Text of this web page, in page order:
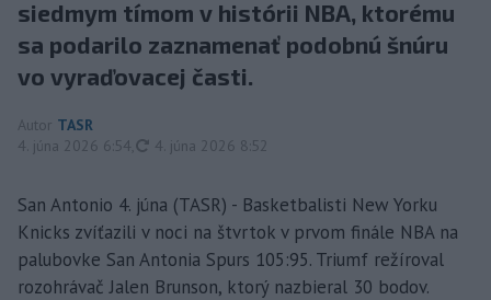
siedmym tímom v histórii NBA, ktorému
sa podarilo zaznamenať podobnú šnúru
vo vyraďovacej časti.
Autor TASR
4. júna 2026 6:54
aktualizované
4. júna 2026 8:52
San Antonio 4. júna (TASR) - Basketbalisti New Yorku
Knicks zvíťazili v noci na štvrtok v prvom finále NBA na
palubovke San Antonia Spurs 105:95. Triumf režíroval
rozohrávač Jalen Brunson, ktorý nazbieral 30 bodov.